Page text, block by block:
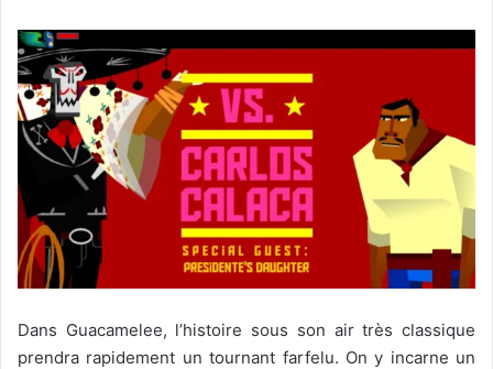
Dans Guacamelee, l’histoire sous son air très classique
prendra rapidement un tournant farfelu. On y incarne un